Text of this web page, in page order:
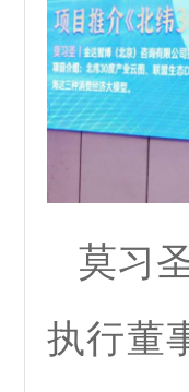
莫习
执行董